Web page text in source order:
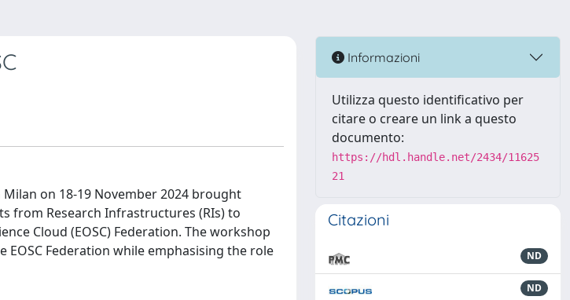
on 18-19 November 2024 brought
from Research Infrastructures (RIs) to
Cloud (EOSC) Federation. The workshop
Federation while emphasising the role
Informazioni
Utilizza questo identificativo per
citare o creare un link a questo
documento:
https://hdl.handle.net/2434/11625
21
Citazioni
ND
ND